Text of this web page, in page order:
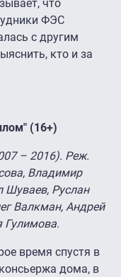
что
ФЭС
с другим
кто и за
(16+)
– 2016). Реж.
Владимир
Шуваев, Руслан
Валкман, Андрей
Гулимова.
время спустя в
дома, в